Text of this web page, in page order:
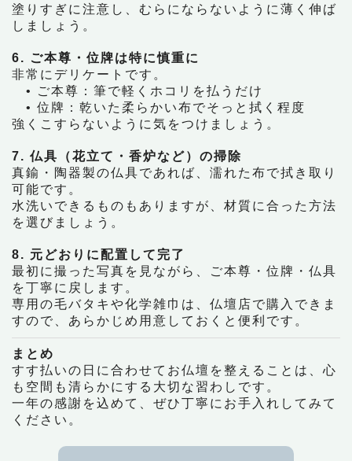
塗りすぎに注意し、むらにならないように薄く伸ば
しましょう。
6. ご本尊・位牌は特に慎重に
非常にデリケートです。
• ご本尊：筆で軽くホコリを払うだけ
• 位牌：乾いた柔らかい布でそっと拭く程度
強くこすらないように気をつけましょう。
7. 仏具（花立て・香炉など）の掃除
真鍮・陶器製の仏具であれば、濡れた布で拭き取り
可能です。
水洗いできるものもありますが、材質に合った方法
を選びましょう。
8. 元どおりに配置して完了
最初に撮った写真を見ながら、ご本尊・位牌・仏具
を丁寧に戻します。
専用の毛バタキや化学雑巾は、仏壇店で購入できま
すので、あらかじめ用意しておくと便利です。
まとめ
すす払いの日に合わせてお仏壇を整えることは、心
も空間も清らかにする大切な習わしです。
一年の感謝を込めて、ぜひ丁寧にお手入れしてみて
ください。